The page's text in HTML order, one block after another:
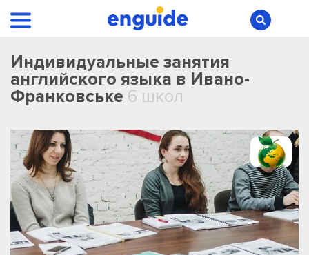
Индивидуальные занятия
английского языка в Ивано-
Франковське 6 школ